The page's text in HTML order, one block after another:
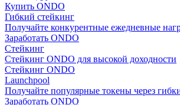
Заработок
Купить ONDO
Гибкий стейкинг
Получайте конкурентные ежедневные
Заработать ONDO
Стейкинг
Стейкинг ONDO для высокой доходности
Стейкинг ONDO
Launchpool
Получайте популярные токены через
Заработать ONDO